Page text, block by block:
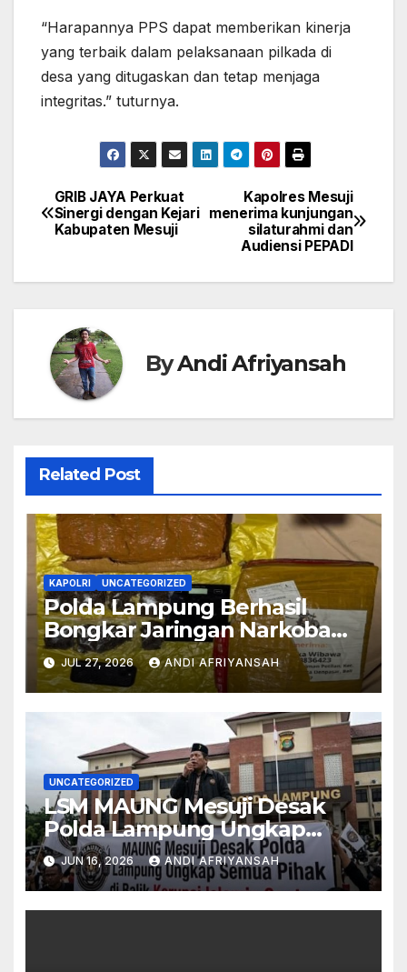
“Harapannya PPS dapat memberikan kinerja
yang terbaik dalam pelaksanaan pilkada di
desa yang ditugaskan dan tetap menjaga
integritas.” tuturnya.
Navigasi
pos
Kapolres Mesuji
menerima kunjungan
silaturahmi dan
Audiensi PEPADI
GRIB JAYA Perkuat
Sinergi dengan Kejari
Kabupaten Mesuji
ByAndi Afriyansah
Related Post
KAPOLRI UNCATEGORIZED
Polda Lampung Berhasil
Bongkar Jaringan Narkoba
Medan–Bali, 6 Kilogram Ganja
Digagalkan
JUL 27, 2026 ANDI AFRIYANSAH
UNCATEGORIZED
LSM MAUNG Mesuji Desak
Polda Lampung Ungkap
Semua Pihak di Balik Korupsi
Islamic Center-
JUN 16, 2026 ANDI AFRIYANSAH